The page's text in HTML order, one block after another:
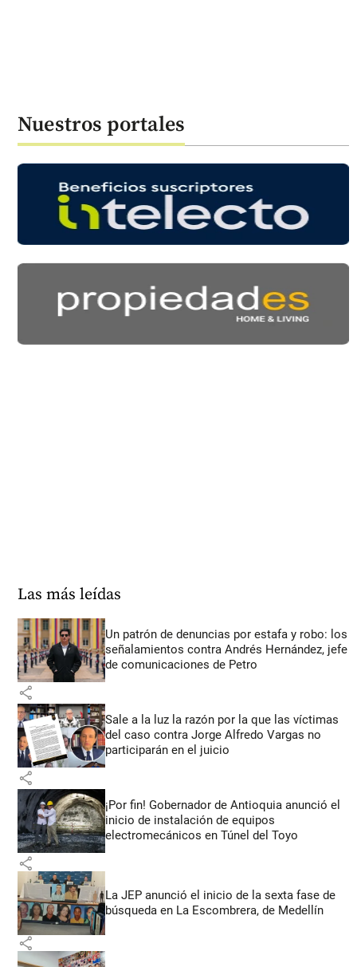
Nuestros portales
Las más leídas
Un patrón de denuncias por estafa y robo: los
señalamientos contra Andrés Hernández, jefe
de comunicaciones de Petro
share
Sale a la luz la razón por la que las víctimas
del caso contra Jorge Alfredo Vargas no
participarán en el juicio
share
¡Por fin! Gobernador de Antioquia anunció el
inicio de instalación de equipos
electromecánicos en Túnel del Toyo
share
La JEP anunció el inicio de la sexta fase de
búsqueda en La Escombrera, de Medellín
share